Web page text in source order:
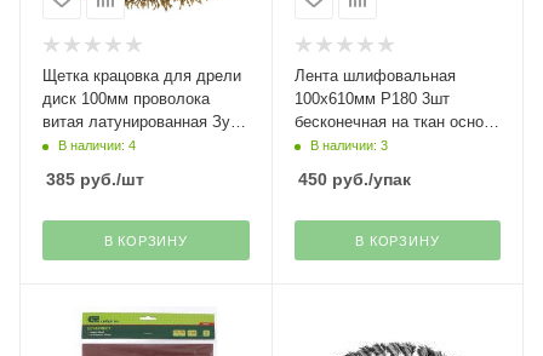
Щетка крацовка для дрели
диск 100мм проволока
витая латунированная Зубр
Эксперт
В наличии: 4
385 руб./шт
В КОРЗИНУ
Лента шлифовальная
100х610мм Р180 3шт
бесконечная на ткан основе
ЗубрВ наличии: 3
450руб./упак
В КОРЗИНУ